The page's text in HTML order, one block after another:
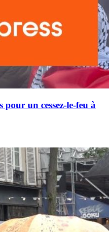
un cessez-le-feu à